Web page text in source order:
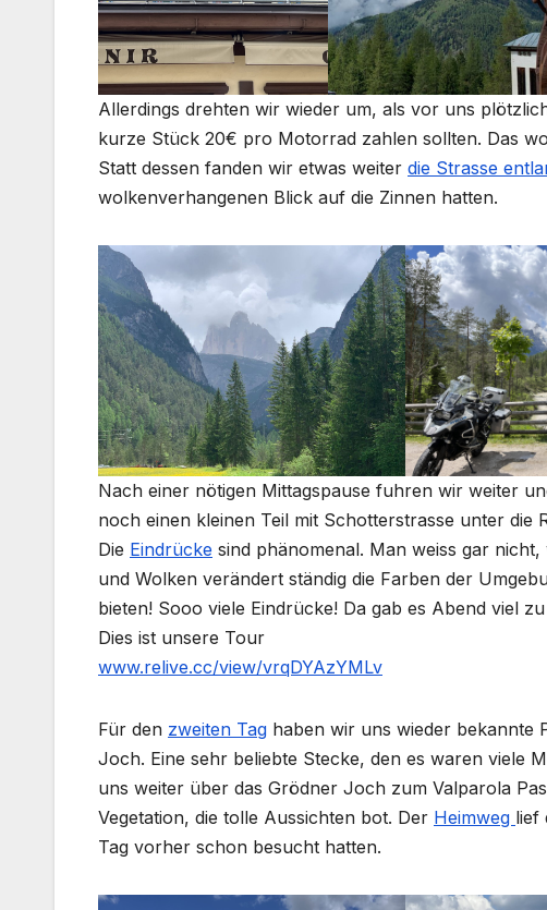
Allerdings drehten wir wieder um, als vor uns
kurze Stück 20€ pro Motorrad zahlen sollten. Das
Statt dessen fanden wir etwas weiter die Strasse
wolkenverhangenen Blick auf die Zinnen hatten.
Nach einer nötigen Mittagspause fuhren wir weiter
noch einen kleinen Teil mit Schotterstrasse unter die
Die Eindrücke sind phänomenal. Man weiss gar
und Wolken verändert ständig die Farben der
bieten! Sooo viele Eindrücke! Da gab es Abend viel
Dies ist unsere Tour
www.relive.cc/view/vrqDYAzYMLv
Für den zweiten Tag haben wir uns wieder bekannte
Joch. Eine sehr beliebte Stecke, den es waren viele
uns weiter über das Grödner Joch zum Valparola
Vegetation, die tolle Aussichten bot. Der Heimweg lief
Tag vorher schon besucht hatten.